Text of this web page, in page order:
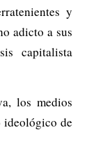
y
adicto a sus
capitalista
los medios
ideológico de